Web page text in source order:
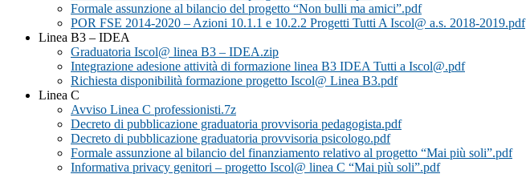
Formale assunzione al bilancio del progetto “Non bulli ma amici”.pdf
POR FSE 2014-2020 – Azioni 10.1.1 e 10.2.2 Progetti Tutti A Iscol@ a.s. 2018-2019.pdf
Linea B3 – IDEA
Graduatoria Iscol@ linea B3 – IDEA.zip
Integrazione adesione attività di formazione linea B3 IDEA Tutti a Iscol@.pdf
Richiesta disponibilità formazione progetto Iscol@ Linea B3.pdf
Linea C
Avviso Linea C professionisti.7z
Decreto di pubblicazione graduatoria provvisoria pedagogista.pdf
Decreto di pubblicazione graduatoria provvisoria psicologo.pdf
Formale assunzione al bilancio del finanziamento relativo al progetto “Mai più soli”.pdf
Informativa privacy genitori – progetto Iscol@ linea C “Mai più soli”.pdf